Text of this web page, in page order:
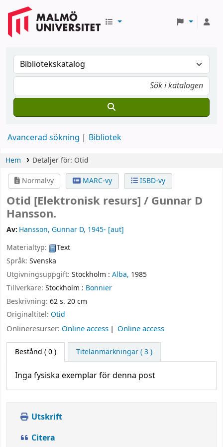
Avancerad sökning Bibliotek
Hem Detaljer för: Otid
Normalvy
MARC-vy ISBD-vy
Otid [Elektronisk resurs] / Gunnar D
Hansson.
Av: Hansson, Gunnar D, 1945- [aut]
Materialtyp:
Text
Språk: Svenska
Utgivningsuppgift: Stockholm : Alba, 1985
Tillverkare: Stockholm : Bonnier
Beskrivning: 62 s. 20 cm
Originaltitel: Otid
Onlineresurser: Online access Online access
Bestånd ( 0 ) Titelanmärkningar ( 3 )
Inga fysiska exemplar för denna post
Utskrift
Citera